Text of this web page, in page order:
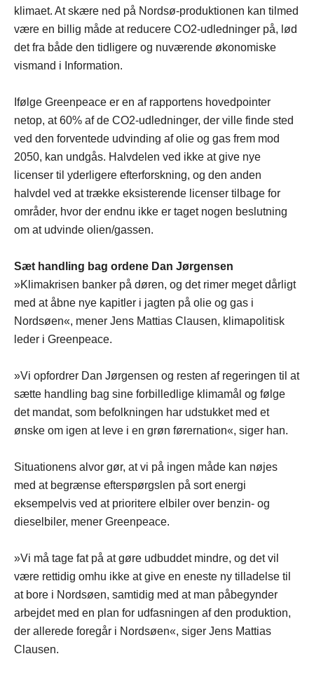
klimaet. At skære ned på Nordsø-produktionen kan tilmed
være en billig måde at reducere CO2-udledninger på, lød
det fra både den tidligere og nuværende økonomiske
vismand i Information.
Ifølge Greenpeace er en af rapportens hovedpointer
netop, at 60% af de CO2-udledninger, der ville finde sted
ved den forventede udvinding af olie og gas frem mod
2050, kan undgås. Halvdelen ved ikke at give nye
licenser til yderligere efterforskning, og den anden
halvdel ved at trække eksisterende licenser tilbage for
områder, hvor der endnu ikke er taget nogen beslutning
om at udvinde olien/gassen.
Sæt handling bag ordene Dan Jørgensen
»Klimakrisen banker på døren, og det rimer meget dårligt
med at åbne nye kapitler i jagten på olie og gas i
Nordsøen«, mener Jens Mattias Clausen, klimapolitisk
leder i Greenpeace.
»Vi opfordrer Dan Jørgensen og resten af regeringen til at
sætte handling bag sine forbilledlige klimamål og følge
det mandat, som befolkningen har udstukket med et
ønske om igen at leve i en grøn førernation«, siger han.
Situationens alvor gør, at vi på ingen måde kan nøjes
med at begrænse efterspørgslen på sort energi
eksempelvis ved at prioritere elbiler over benzin- og
dieselbiler, mener Greenpeace.
»Vi må tage fat på at gøre udbuddet mindre, og det vil
være rettidig omhu ikke at give en eneste ny tilladelse til
at bore i Nordsøen, samtidig med at man påbegynder
arbejdet med en plan for udfasningen af den produktion,
der allerede foregår i Nordsøen«, siger Jens Mattias
Clausen.